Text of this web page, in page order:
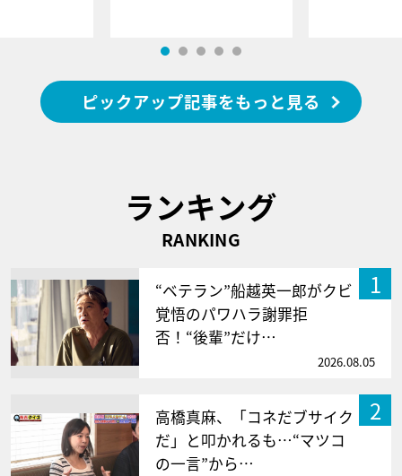
ピックアップ記事をもっと見る
ランキング
RANKING
1
“ベテラン”船越英一郎がクビ
覚悟のパワハラ謝罪拒
否！“後輩”だけ…
2026.08.05
2
高橋真麻、「コネだブサイク
だ」と叩かれるも…“マツコ
の一言”から…